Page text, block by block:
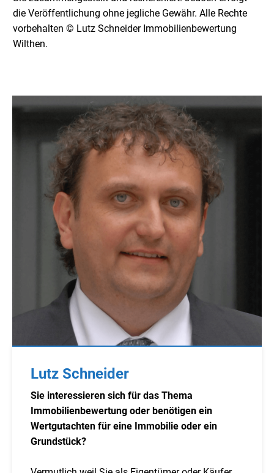
die Veröffentlichung ohne jegliche Gewähr. Alle Rechte
vorbehalten © Lutz Schneider Immobilienbewertung
Wilthen.
Lutz Schneider
Sie interessieren sich für das Thema
Immobilienbewertung oder benötigen ein
Wertgutachten für eine Immobilie oder ein
Grundstück?